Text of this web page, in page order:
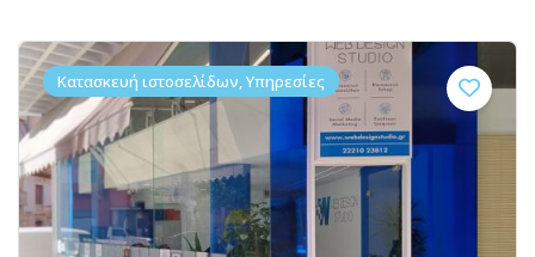
Κατασκευή ιστοσελίδων, Υπηρεσίες